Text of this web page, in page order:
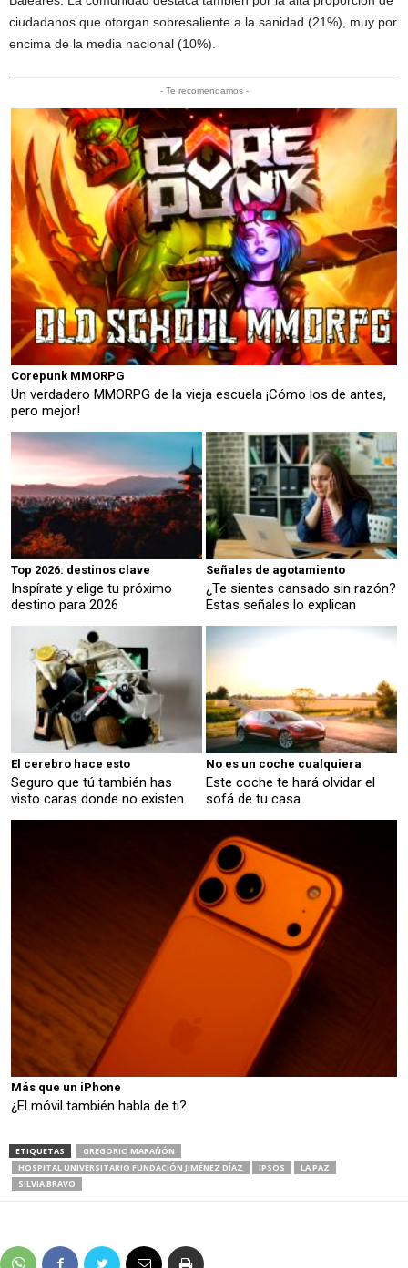
ciudadanos que otorgan sobresaliente a la sanidad (21%), muy por
encima de la media nacional (10%).
- Te recomendamos -
Corepunk MMORPG
Un verdadero MMORPG de la vieja escuela ¡Cómo los de antes,
pero mejor!
Top 2026: destinos clave
Inspírate y elige tu próximo
destino para 2026
Señales de agotamiento
¿Te sientes cansado sin razón?
Estas señales lo explican
El cerebro hace esto
Seguro que tú también has
visto caras donde no existen
No es un coche cualquiera
Este coche te hará olvidar el
sofá de tu casa
Más que un iPhone
¿El móvil también habla de ti?
ETIQUETAS
GREGORIO MARAÑÓN
HOSPITAL UNIVERSITARIO FUNDACIÓN JIMÉNEZ DÍAZ
IPSOS
LA PAZ
SILVIA BRAVO